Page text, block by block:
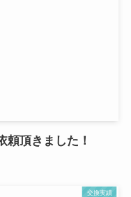
頼頂きました！
交換実績